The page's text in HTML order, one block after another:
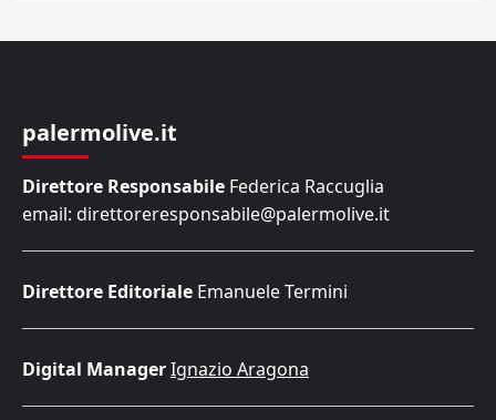
palermolive.it
Direttore Responsabile Federica Raccuglia
email: direttoreresponsabile@palermolive.it
Direttore Editoriale Emanuele Termini
Digital ManagerIgnazio Aragona